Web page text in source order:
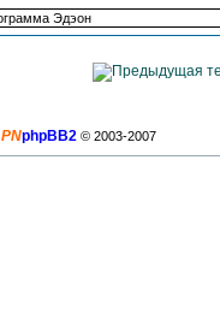
PNphpBB2 © 2003-2007